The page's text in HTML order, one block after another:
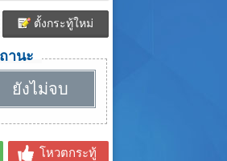
ตั้งกระทู้ใหม่
านะ
ยังไม่จบ
โหวตกระทู้